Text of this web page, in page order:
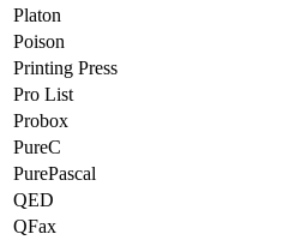
Platon
Poison
Printing Press
Pro List
Probox
PureC
PurePascal
QED
QFax